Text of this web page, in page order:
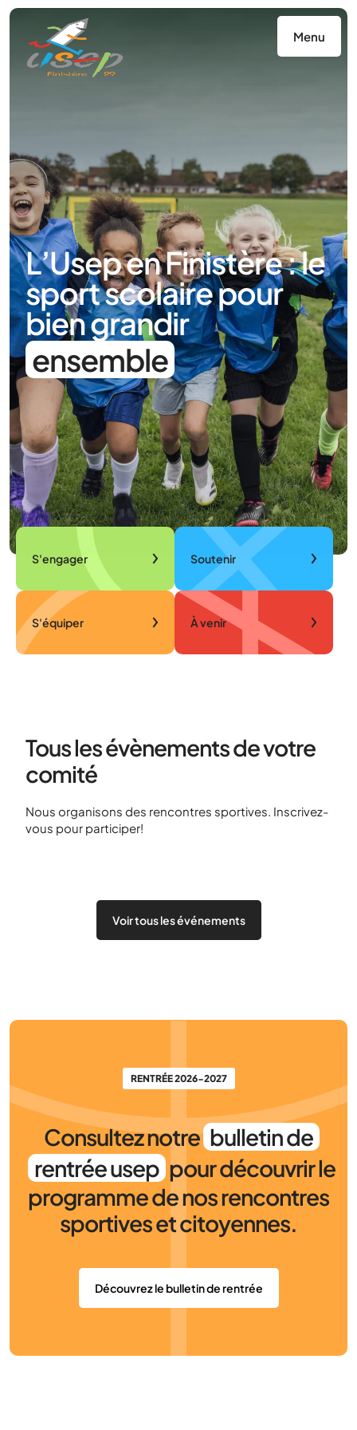
Menu
L’Usep en Finistère : le
sport scolaire pour
bien grandir
ensemble
S'engager Soutenir
S'équiper À venir
Tous les évènements de votre
comité
Nous organisons des rencontres sportives. Inscrivez-
vous pour participer!
Voir tous les événements
RENTRÉE 2026-2027
Consultez notre bulletin de
rentrée usep pour découvrir le
programme de nos rencontres
sportives et citoyennes.
Découvrez le bulletin de rentrée
Panneau de gestion des cookies